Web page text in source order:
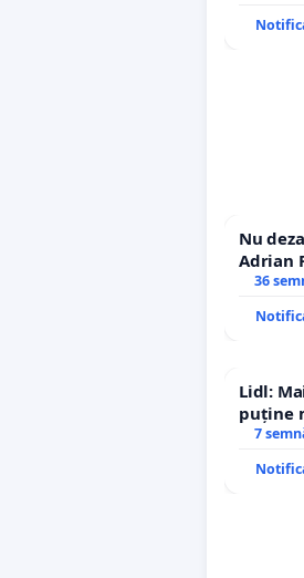
Nu
Adrian
36
Lidl:
puține
7